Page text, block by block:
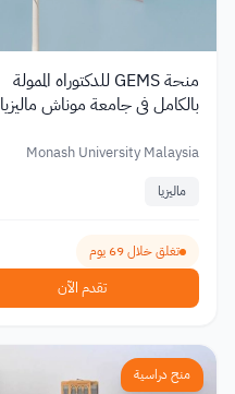
منحة GEMS للدكتوراه الممولة
بالكامل في جامعة موناش ماليزيا
Monash University Malaysia
ماليزيا
تغلق خلال 69 يوم
تقدم الآن
منح دراسية